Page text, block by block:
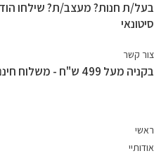
Skip
to
בעל/ת חנות? מעצב/ת? שילחו
סיטונאי
צור קשר
בקניה מעל 499 ש"ח - משלוח חינם
ראשי
אודותיי